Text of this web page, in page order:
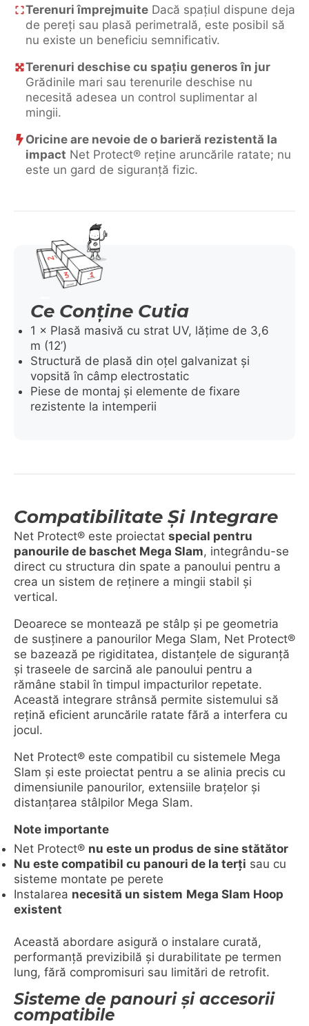
Terenuri împrejmuite Dacă spațiul dispune deja
de pereți sau plasă perimetrală, este posibil să
nu existe un beneficiu semnificativ.
Terenuri deschise cu spațiu generos în jur
Grădinile mari sau terenurile deschise nu
necesită adesea un control suplimentar al
mingii.
Oricine are nevoie de o barieră rezistentă la
impact Net Protect® reține aruncările ratate; nu
este un gard de siguranță fizic.
Ce Conține Cutia
1 × Plasă masivă cu strat UV, lățime de 3,6
m (12’)
Structură de plasă din oțel galvanizat și
vopsită în câmp electrostatic
Piese de montaj și elemente de fixare
rezistente la intemperii
Compatibilitate Și Integrare
Net Protect® este proiectat special pentru
panourile de baschet Mega Slam, integrându-se
direct cu structura din spate a panoului pentru a
crea un sistem de reținere a mingii stabil și
vertical.
Deoarece se montează pe stâlp și pe geometria
de susținere a panourilor Mega Slam, Net Protect®
se bazează pe rigiditatea, distanțele de siguranță
și traseele de sarcină ale panoului pentru a
rămâne stabil în timpul impacturilor repetate.
Această integrare strânsă permite sistemului să
rețină eficient aruncările ratate fără a interfera cu
jocul.
Net Protect® este compatibil cu sistemele Mega
Slam și este proiectat pentru a se alinia precis cu
dimensiunile panourilor, extensiile brațelor și
distanțarea stâlpilor Mega Slam.
Note importante
Net Protect® nu este un produs de sine stătător
Nu este compatibil cu panouri de la terți sau cu
sisteme montate pe perete
Instalarea necesită un sistem Mega Slam Hoop
existent
Această abordare asigură o instalare curată,
performanță previzibilă și durabilitate pe termen
lung, fără compromisuri sau limitări de retrofit.
Sisteme de panouri și accesorii
compatibile